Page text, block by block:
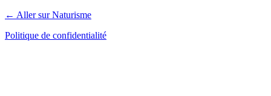
← Aller sur Naturisme
Politique de confidentialité